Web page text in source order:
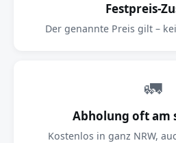
Festpreis-
Der genannte Preis gilt –
🚛
Abholung oft am
Kostenlos in ganz NRW,